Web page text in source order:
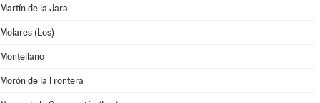
Martín de la Jara
Molares (Los)
Montellano
Morón de la Frontera